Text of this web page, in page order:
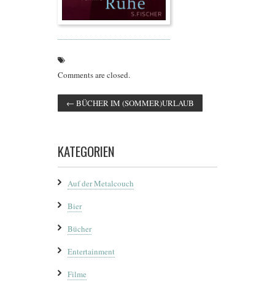
Comments are closed.
← BÜCHER IM (SOMMER)URLAUB
KATEGORIEN
Auf der Metalcouch
Bier
Bücher
Entertainment
Filme